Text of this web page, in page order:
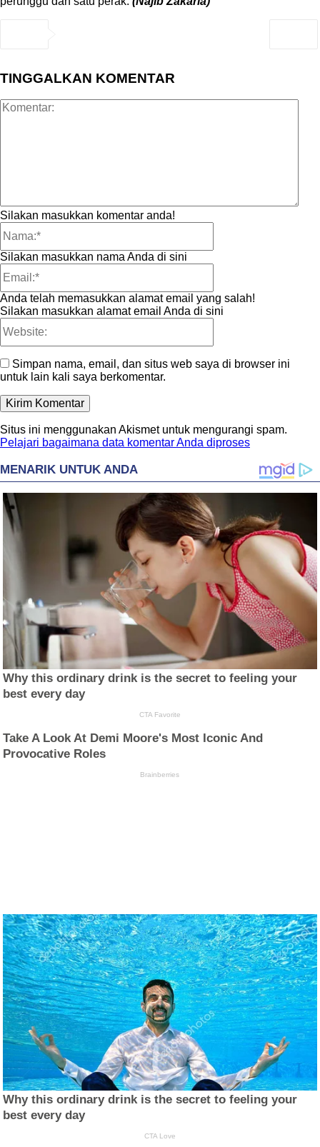
TINGGALKAN KOMENTAR
Silakan masukkan komentar anda!
Silakan masukkan nama Anda di sini
Anda telah memasukkan alamat email yang salah!
Silakan masukkan alamat email Anda di sini
Simpan nama, email, dan situs web saya di browser ini
untuk lain kali saya berkomentar.
Situs ini menggunakan Akismet untuk mengurangi spam.
Pelajari bagaimana data komentar Anda diproses